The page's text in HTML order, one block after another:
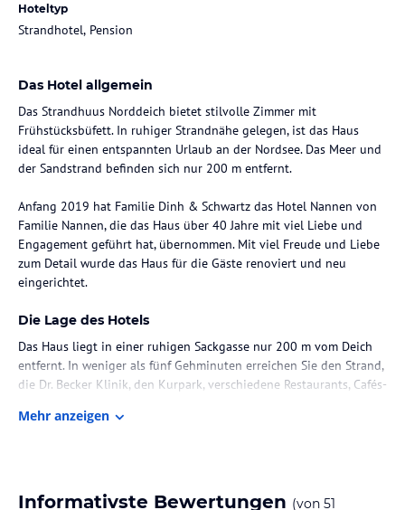
Hoteltyp
Strandhotel, Pension
Das Hotel allgemein
Das Strandhuus Norddeich bietet stilvolle Zimmer mit
Frühstücksbüfett. In ruhiger Strandnähe gelegen, ist das Haus
ideal für einen entspannten Urlaub an der Nordsee. Das Meer und
der Sandstrand befinden sich nur 200 m entfernt.
Anfang 2019 hat Familie Dinh & Schwartz das Hotel Nannen von
Familie Nannen, die das Haus über 40 Jahre mit viel Liebe und
Engagement geführt hat, übernommen. Mit viel Freude und Liebe
zum Detail wurde das Haus für die Gäste renoviert und neu
eingerichtet.
Die Lage des Hotels
Das Haus liegt in einer ruhigen Sackgasse nur 200 m vom Deich
entfernt. In weniger als fünf Gehminuten erreichen Sie den Strand,
die Dr. Becker Klinik, den Kurpark, verschiedene Restaurants, Cafés-
Juist sind es weniger als 15 Gehminuten. Auch die Tourist
Zimmer / Unterbringung im Hotel
Mehr anzeigen
Informativste Bewertungen (von 51